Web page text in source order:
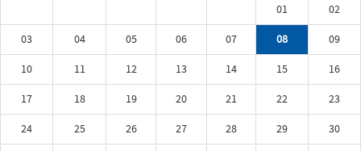
01
02
03
04 05 06 07 08
09
10
11 12 13 14 15
16
17
18 19 20 21 22
23
24
25 26 27 28 29
30